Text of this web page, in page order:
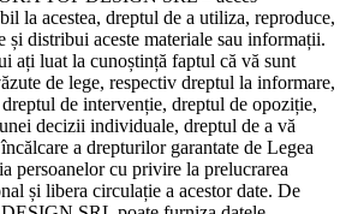
la acestea, dreptul de a utiliza, reproduce,
și distribui aceste materiale sau informații.
ați luat la cunoștință faptul că vă sunt
de lege, respectiv dreptul la informare,
de intervenție, dreptul de opoziție,
decizii individuale, dreptul de a vă
a drepturilor garantate de Legea
persoanelor cu privire la prelucrarea
și libera circulație a acestor date. De